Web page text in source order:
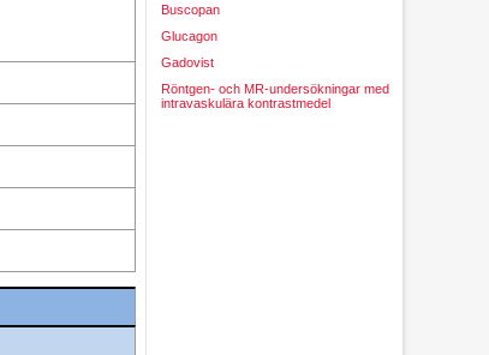
Buscopan
Glucagon
Gadovist
Röntgen- och MR-undersökningar med
intravaskulära kontrastmedel